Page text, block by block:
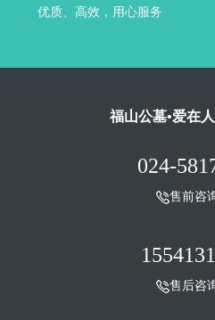
优质、高效，用心服务
福山公墓•爱在
024-
售前咨
售后咨